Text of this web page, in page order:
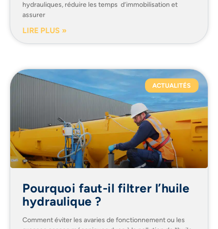
hydrauliques, réduire les temps d’immobilisation et
assurer
LIRE PLUS »
ACTUALITÉS
Pourquoi faut-il filtrer l’huile
hydraulique ?
Comment éviter les avaries de fonctionnement ou les